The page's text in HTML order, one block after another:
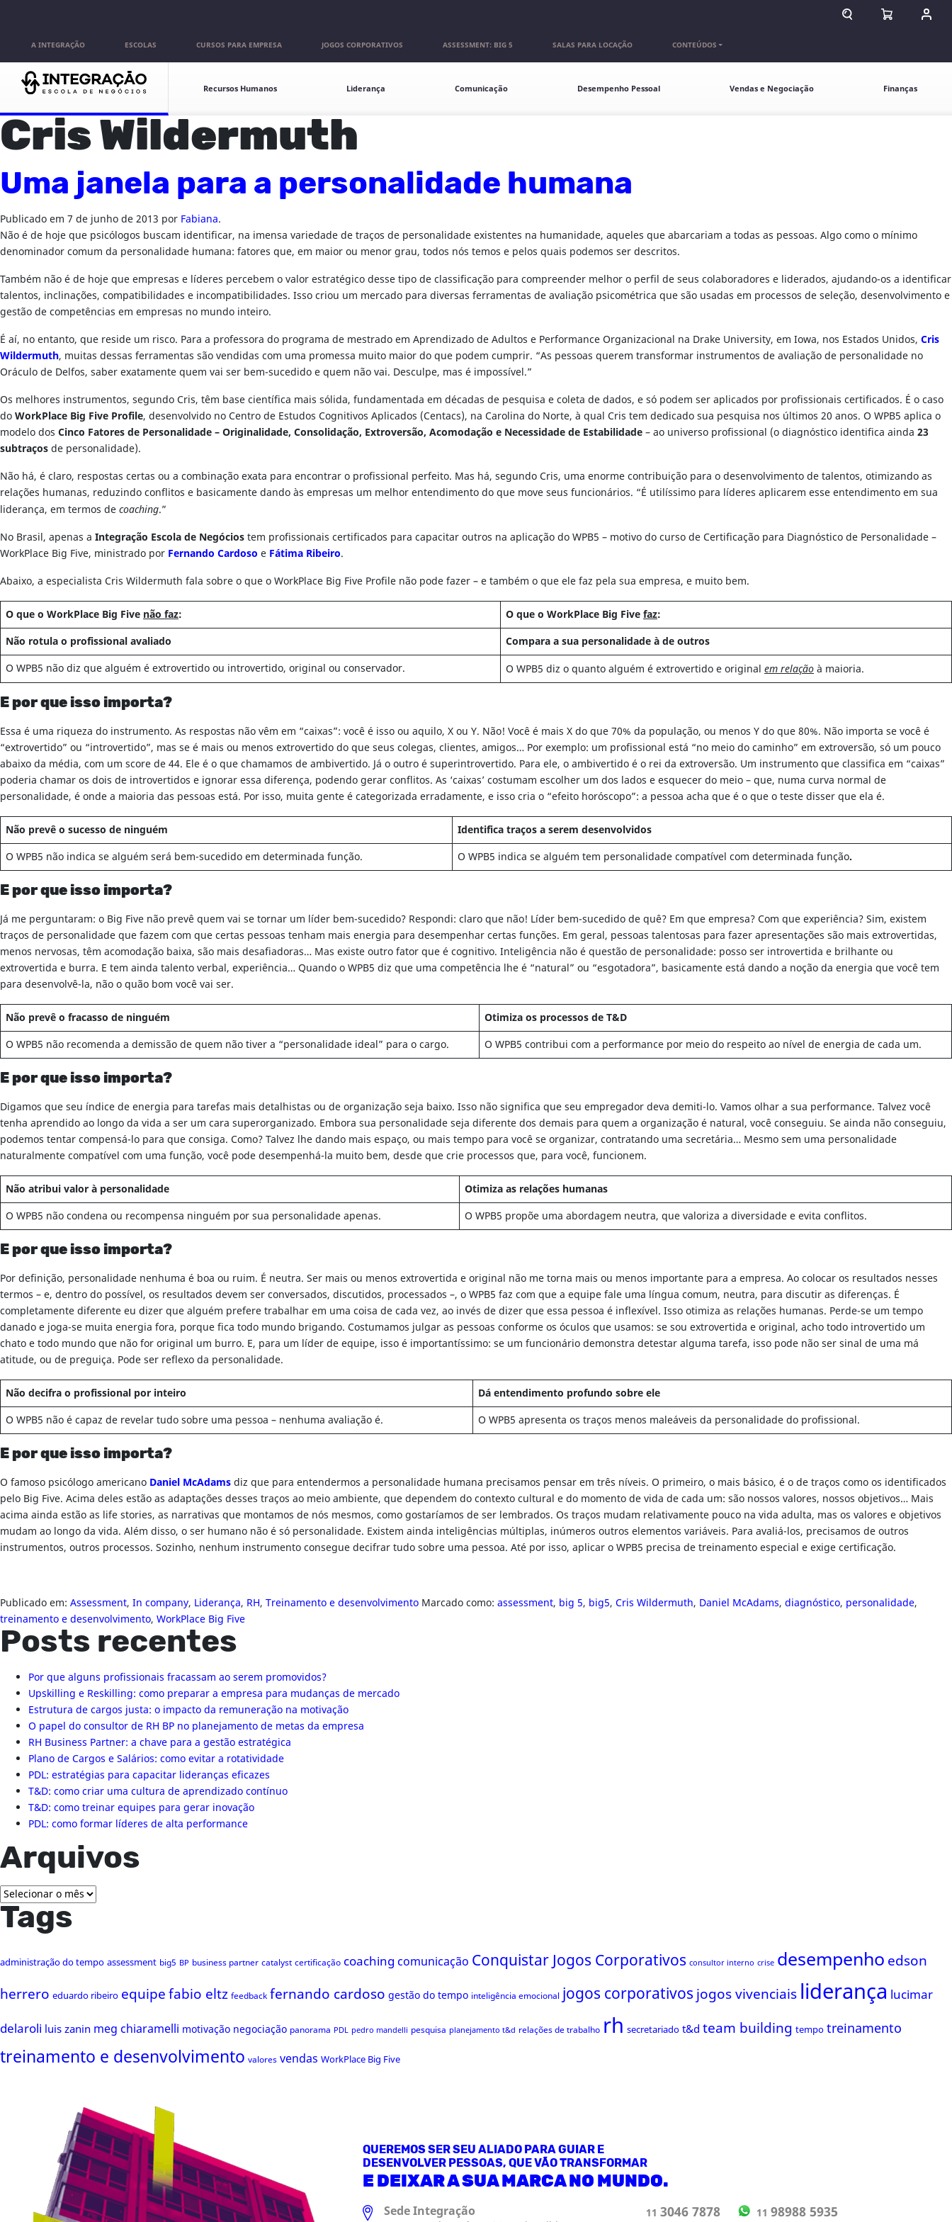
ABRIR CAMPO DE
ABRIR
A INTEGRAÇÃO ESCOLAS CURSOS PARA EMPRESA JOGOS CORPORATIVOS ASSESSMENT: BIG 5 SALAS PARA LOCAÇÃO CONTEÚDOS
Escolas
Recursos Humanos Liderança Comunicação Desempenho Pessoal Vendas e Negociação Finanças
Cris Wildermuth
Uma janela para a personalidade humana
Publicado em 7 de junho de 2013 por Fabiana.
Não é de hoje que psicólogos buscam identificar, na imensa variedade de traços de personalidade existentes na humanidade, aqueles que abarcariam a todas as pessoas. Algo como o mínimo
denominador comum da personalidade humana: fatores que, em maior ou menor grau, todos nós temos e pelos quais podemos ser descritos.
Também não é de hoje que empresas e líderes percebem o valor estratégico desse tipo de classificação para compreender melhor o perfil de seus colaboradores e liderados, ajudando-os a identificar
talentos, inclinações, compatibilidades e incompatibilidades. Isso criou um mercado para diversas ferramentas de avaliação psicométrica que são usadas em processos de seleção, desenvolvimento e
gestão de competências em empresas no mundo inteiro.
É aí, no entanto, que reside um risco. Para a professora do programa de mestrado em Aprendizado de Adultos e Performance Organizacional na Drake University, em Iowa, nos Estados Unidos, Cris
Wildermuth, muitas dessas ferramentas são vendidas com uma promessa muito maior do que podem cumprir. “As pessoas querem transformar instrumentos de avaliação de personalidade no
Oráculo de Delfos, saber exatamente quem vai ser bem-sucedido e quem não vai. Desculpe, mas é impossível.”
Os melhores instrumentos, segundo Cris, têm base científica mais sólida, fundamentada em décadas de pesquisa e coleta de dados, e só podem ser aplicados por profissionais certificados. É o caso
doWorkPlace Big Five Profile, desenvolvido no Centro de Estudos Cognitivos Aplicados (Centacs), na Carolina do Norte, à qual Cris tem dedicado sua pesquisa nos últimos 20 anos. O WPB5 aplica o
modelo dos Cinco Fatores de Personalidade – Originalidade, Consolidação, Extroversão, Acomodação e Necessidade de Estabilidade– ao universo profissional (o diagnóstico identifica ainda 23
subtraçosde personalidade).
Não há, é claro, respostas certas ou a combinação exata para encontrar o profissional perfeito. Mas há, segundo Cris, uma enorme contribuição para o desenvolvimento de talentos, otimizando as
relações humanas, reduzindo conflitos e basicamente dando às empresas um melhor entendimento do que move seus funcionários. “É utilíssimo para líderes aplicarem esse entendimento em sua
liderança, em termos de coaching.”
No Brasil, apenas a Integração Escola de Negóciostem profissionais certificados para capacitar outros na aplicação do WPB5 – motivo do curso de Certificação para Diagnóstico de Personalidade –
WorkPlace Big Five, ministrado por Fernando Cardoso e Fátima Ribeiro.
Abaixo, a especialista Cris Wildermuth fala sobre o que o WorkPlace Big Five Profile não pode fazer – e também o que ele faz pela sua empresa, e muito bem.
O que o WorkPlace Big Five não faz: O que o WorkPlace Big Fivefaz:
Não rotula o profissional avaliado
Compara a sua personalidade à de outros
O WPB5 não diz que alguém é extrovertido ou introvertido, original ou conservador.
O WPB5 diz o quanto alguém é extrovertido e original em relação à maioria.
E por que isso importa?
Essa é uma riqueza do instrumento. As respostas não vêm em “caixas”: você é isso ou aquilo, X ou Y. Não! Você é mais X do que 70% da população, ou menos Y do que 80%. Não importa se você é
“extrovertido” ou “introvertido”, mas se é mais ou menos extrovertido do que seus colegas, clientes, amigos… Por exemplo: um profissional está “no meio do caminho” em extroversão, só um pouco
abaixo da média, com um score de 44. Ele é o que chamamos de ambivertido. Já o outro é superintrovertido. Para ele, o ambivertido é o rei da extroversão. Um instrumento que classifica em “caixas”
poderia chamar os dois de introvertidos e ignorar essa diferença, podendo gerar conflitos. As ‘caixas’ costumam escolher um dos lados e esquecer do meio – que, numa curva normal de
personalidade, é onde a maioria das pessoas está. Por isso, muita gente é categorizada erradamente, e isso cria o “efeito horóscopo”: a pessoa acha que é o que o teste disser que ela é.
Não prevê o sucesso de ninguém
Identifica traços a serem desenvolvidos
O WPB5 não indica se alguém será bem-sucedido em determinada função.
O WPB5 indica se alguém tem personalidade compatível com determinada função.
E por que isso importa?
Já me perguntaram: o Big Five não prevê quem vai se tornar um líder bem-sucedido? Respondi: claro que não! Líder bem-sucedido de quê? Em que empresa? Com que experiência? Sim, existem
traços de personalidade que fazem com que certas pessoas tenham mais energia para desempenhar certas funções. Em geral, pessoas talentosas para fazer apresentações são mais extrovertidas,
menos nervosas, têm acomodação baixa, são mais desafiadoras… Mas existe outro fator que é cognitivo. Inteligência não é questão de personalidade: posso ser introvertida e brilhante ou
extrovertida e burra. E tem ainda talento verbal, experiência… Quando o WPB5 diz que uma competência lhe é “natural” ou “esgotadora”, basicamente está dando a noção da energia que você tem
para desenvolvê-la, não o quão bom você vai ser.
Não prevê o fracasso de ninguém
Otimiza os processos de T&D
O WPB5 não recomenda a demissão de quem não tiver a “personalidade ideal” para o cargo.
O WPB5 contribui com a performance por meio do respeito ao nível de energia de cada um.
E por que isso importa?
Digamos que seu índice de energia para tarefas mais detalhistas ou de organização seja baixo. Isso não significa que seu empregador deva demiti-lo. Vamos olhar a sua performance. Talvez você
tenha aprendido ao longo da vida a ser um cara superorganizado. Embora sua personalidade seja diferente dos demais para quem a organização é natural, você conseguiu. Se ainda não conseguiu,
podemos tentar compensá-lo para que consiga. Como? Talvez lhe dando mais espaço, ou mais tempo para você se organizar, contratando uma secretária… Mesmo sem uma personalidade
naturalmente compatível com uma função, você pode desempenhá-la muito bem, desde que crie processos que, para você, funcionem.
Não atribui valor à personalidade
Otimiza as relações humanas
O WPB5 não condena ou recompensa ninguém por sua personalidade apenas.
O WPB5 propõe uma abordagem neutra, que valoriza a diversidade e evita conflitos.
E por que isso importa?
Por definição, personalidade nenhuma é boa ou ruim. É neutra. Ser mais ou menos extrovertida e original não me torna mais ou menos importante para a empresa. Ao colocar os resultados nesses
termos – e, dentro do possível, os resultados devem ser conversados, discutidos, processados –, o WPB5 faz com que a equipe fale uma língua comum, neutra, para discutir as diferenças. É
completamente diferente eu dizer que alguém prefere trabalhar em uma coisa de cada vez, ao invés de dizer que essa pessoa é inflexível. Isso otimiza as relações humanas. Perde-se um tempo
danado e joga-se muita energia fora, porque fica todo mundo brigando. Costumamos julgar as pessoas conforme os óculos que usamos: se sou extrovertida e original, acho todo introvertido um
chato e todo mundo que não for original um burro. E, para um líder de equipe, isso é importantíssimo: se um funcionário demonstra detestar alguma tarefa, isso pode não ser sinal de uma má
atitude, ou de preguiça. Pode ser reflexo da personalidade.
Não decifra o profissional por inteiro
Dá entendimento profundo sobre ele
O WPB5 não é capaz de revelar tudo sobre uma pessoa – nenhuma avaliação é.
O WPB5 apresenta os traços menos maleáveis da personalidade do profissional.
E por que isso importa?
O famoso psicólogo americano Daniel McAdamsdiz que para entendermos a personalidade humana precisamos pensar em três níveis. O primeiro, o mais básico, é o de traços como os identificados
pelo Big Five. Acima deles estão as adaptações desses traços ao meio ambiente, que dependem do contexto cultural e do momento de vida de cada um: são nossos valores, nossos objetivos… Mais
acima ainda estão as life stories, as narrativas que montamos de nós mesmos, como gostaríamos de ser lembrados. Os traços mudam relativamente pouco na vida adulta, mas os valores e objetivos
mudam ao longo da vida. Além disso, o ser humano não é só personalidade. Existem ainda inteligências múltiplas, inúmeros outros elementos variáveis. Para avaliá-los, precisamos de outros
instrumentos, outros processos. Sozinho, nenhum instrumento consegue decifrar tudo sobre uma pessoa. Até por isso, aplicar o WPB5 precisa de treinamento especial e exige certificação.
Publicado em: Assessment, In company, Liderança, RH, Treinamento e desenvolvimento Marcado como: assessment, big 5, big5, Cris Wildermuth, Daniel McAdams, diagnóstico, personalidade,
treinamento e desenvolvimento, WorkPlace Big Five
Posts recentes
Por que alguns profissionais fracassam ao serem promovidos?
Upskilling e Reskilling: como preparar a empresa para mudanças de mercado
Estrutura de cargos justa: o impacto da remuneração na motivação
O papel do consultor de RH BP no planejamento de metas da empresa
RH Business Partner: a chave para a gestão estratégica
Plano de Cargos e Salários: como evitar a rotatividade
PDL: estratégias para capacitar lideranças eficazes
T&D: como criar uma cultura de aprendizado contínuo
T&D: como treinar equipes para gerar inovação
PDL: como formar líderes de alta performance
Arquivos
Arquivos
Tags
administração do tempo assessment big5 BP business partner catalyst certificação coaching comunicação Conquistar Jogos Corporativos consultor interno crise desempenho edson
herrero eduardo ribeiro equipefabio eltz feedback fernando cardoso gestão do tempo inteligência emocional jogos corporativos jogos vivenciais liderança lucimar
delaroli luis zanin meg chiaramelli motivação negociação panorama PDL pedro mandelli pesquisa planejamento t&d relações de trabalho rh secretariado t&d team building tempo treinamento
treinamento e desenvolvimento valores vendas WorkPlace Big Five
QUEREMOS SER SEU ALIADO PARA GUIAR E
DESENVOLVER PESSOAS, QUE VÃO TRANSFORMAR
E DEIXAR A SUA MARCA NO MUNDO.
Sede Integração
11 3046 7878 11 98988 5935